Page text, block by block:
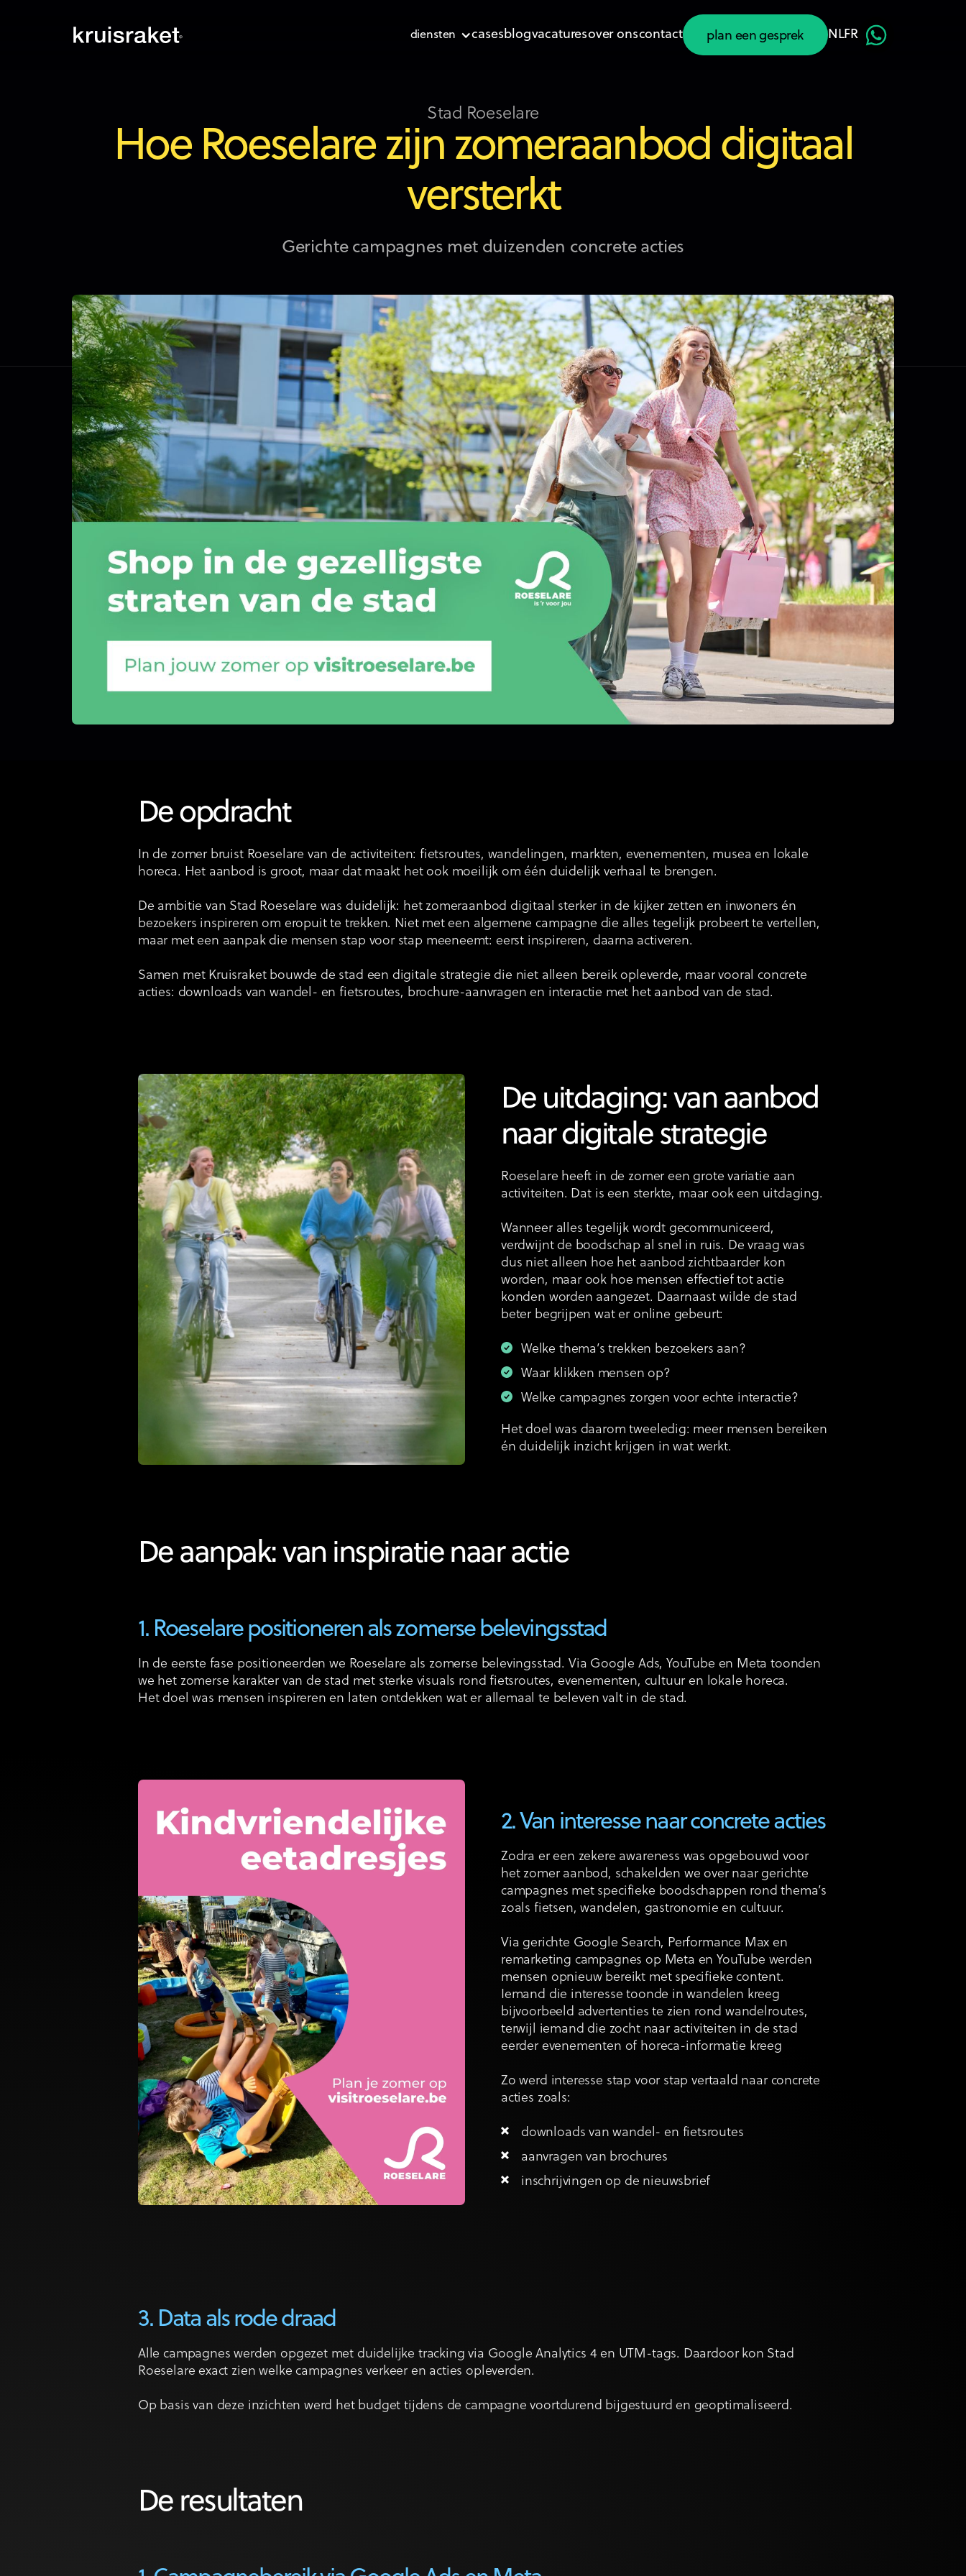
diensten casesblogvacaturesover onscontact
plan een gesprek
plan een gesprek
NLFR
Stad Roeselare
Hoe Roeselare zijn zomeraanbod digitaal
versterkt
Gerichte campagnes met duizenden concrete acties
De opdracht
In de zomer bruist Roeselare van de activiteiten: fietsroutes, wandelingen, markten, evenementen, musea en lokale
horeca. Het aanbod is groot, maar dat maakt het ook moeilijk om één duidelijk verhaal te brengen.
De ambitie van Stad Roeselare was duidelijk: het zomeraanbod digitaal sterker in de kijker zetten en inwoners én
bezoekers inspireren om eropuit te trekken. Niet met een algemene campagne die alles tegelijk probeert te vertellen,
maar met een aanpak die mensen stap voor stap meeneemt: eerst inspireren, daarna activeren.
Samen met Kruisraket bouwde de stad een digitale strategie die niet alleen bereik opleverde, maar vooral concrete
acties: downloads van wandel- en fietsroutes, brochure-aanvragen en interactie met het aanbod van de stad.
De uitdaging: van aanbod
naar digitale strategie
Roeselare heeft in de zomer een grote variatie aan
activiteiten. Dat is een sterkte, maar ook een uitdaging.
Wanneer alles tegelijk wordt gecommuniceerd,
verdwijnt de boodschap al snel in ruis. De vraag was
dus niet alleen hoe het aanbod zichtbaarder kon
worden, maar ook hoe mensen effectief tot actie
konden worden aangezet. Daarnaast wilde de stad
beter begrijpen wat er online gebeurt:
Welke thema’s trekken bezoekers aan?
Waar klikken mensen op?
Welke campagnes zorgen voor echte interactie?
Het doel was daarom tweeledig: meer mensen bereiken
én duidelijk inzicht krijgen in wat werkt.
De aanpak: van inspiratie naar actie
1. Roeselare positioneren als zomerse belevingsstad
In de eerste fase positioneerden we Roeselare als zomerse belevingsstad. Via Google Ads, YouTube en Meta toonden
we het zomerse karakter van de stad met sterke visuals rond fietsroutes, evenementen, cultuur en lokale horeca.
Het doel was mensen inspireren en laten ontdekken wat er allemaal te beleven valt in de stad.
2. Van interesse naar concrete acties
Zodra er een zekere awareness was opgebouwd voor
het zomer aanbod, schakelden we over naar gerichte
campagnes met specifieke boodschappen rond thema’s
zoals fietsen, wandelen, gastronomie en cultuur.
Via gerichte Google Search, Performance Max en
remarketing campagnes op Meta en YouTube werden
mensen opnieuw bereikt met specifieke content.
Iemand die interesse toonde in wandelen kreeg
bijvoorbeeld advertenties te zien rond wandelroutes,
terwijl iemand die zocht naar activiteiten in de stad
eerder evenementen of horeca-informatie kreeg
Zo werd interesse stap voor stap vertaald naar concrete
acties zoals:
downloads van wandel- en fietsroutes
aanvragen van brochures
inschrijvingen op de nieuwsbrief
3. Data als rode draad
Alle campagnes werden opgezet met duidelijke tracking via Google Analytics 4 en UTM-tags. Daardoor kon Stad
Roeselare exact zien welke campagnes verkeer en acties opleverden.
Op basis van deze inzichten werd het budget tijdens de campagne voortdurend bijgestuurd en geoptimaliseerd.
De resultaten